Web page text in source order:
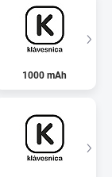
1000 mAh